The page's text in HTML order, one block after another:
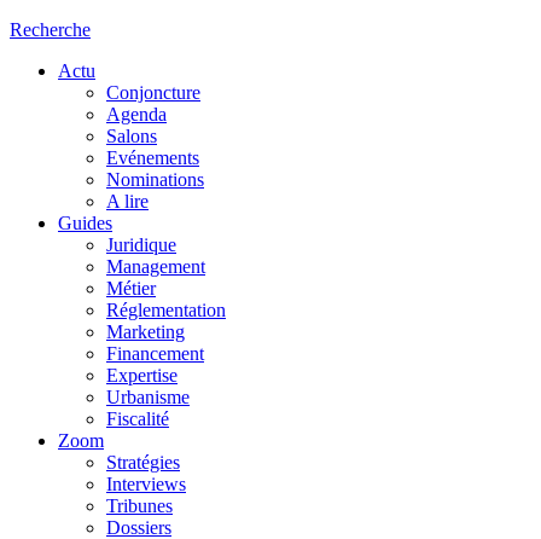
Recherche
Actu
Conjoncture
Agenda
Salons
Evénements
Nominations
A lire
Guides
Juridique
Management
Métier
Réglementation
Marketing
Financement
Expertise
Urbanisme
Fiscalité
Zoom
Stratégies
Interviews
Tribunes
Dossiers